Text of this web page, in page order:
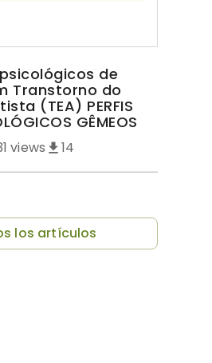
de
Transtorno do
(TEA) PERFIS
GÊMEOS
views 14
los artículos